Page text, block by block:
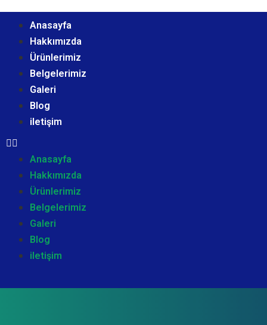
Anasayfa
Hakkımızda
Ürünlerimiz
Belgelerimiz
Galeri
Blog
iletişim
Anasayfa
Hakkımızda
Ürünlerimiz
Belgelerimiz
Galeri
Blog
iletişim